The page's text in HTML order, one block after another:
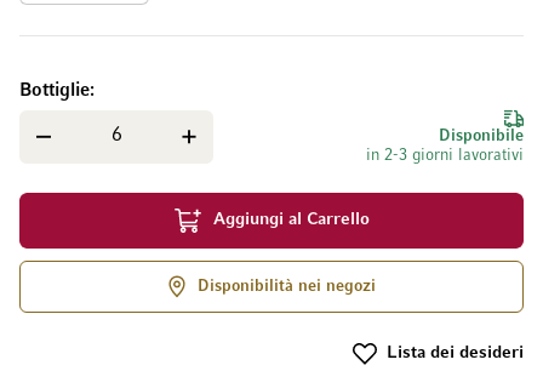
Disponibile
in 2-3 giorni lavorativi
Bottiglie
Aggiungi al Carrello
Disponibilità nei negozi
Lista dei desideri